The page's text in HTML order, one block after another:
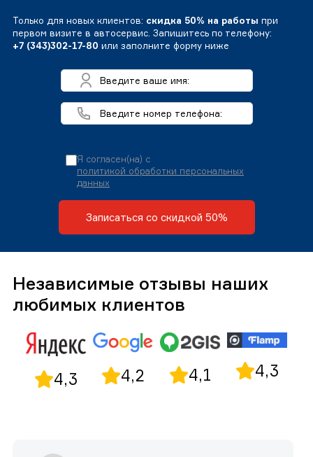
Только для новых клиентов: скидка 50% на работы при
первом визите в автосервис. Запишитесь по телефону:
+7 (343)302-17-80 или заполните форму ниже
Я согласен(на) с
политикой обработки персональных
данных
Записаться со скидкой 50%
Независимые отзывы наших
любимых клиентов
4,3 4,2 4,1 4,3